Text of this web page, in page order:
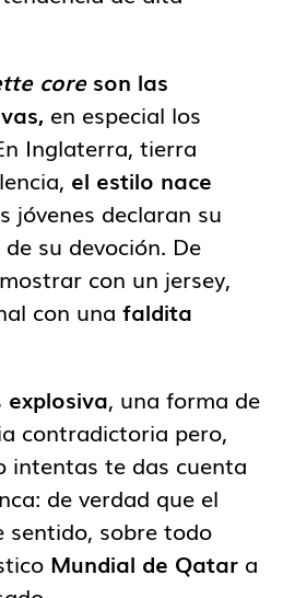
coreson las
en especial los
Inglaterra, tierra
el estilo nace
jóvenes declaran su
su devoción. De
con un jersey,
con una faldita
explosiva, una forma de
contradictoria pero,
intentas te das cuenta
de verdad que el
sobre todo
Mundial de Qatar a